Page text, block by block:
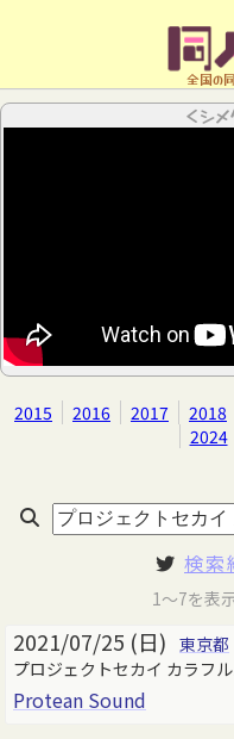
全国の
＜シ
2015 2016 2017 2018
2024
検索
1～7を表
2021/07/25 (日) 東京都
プロジェクトセカイ カラフ
Protean Sound